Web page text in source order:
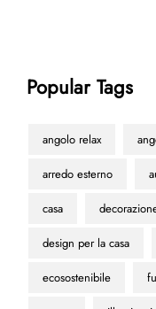
Popular Tags
angolo relax
arredo esterno
casa
design per la casa
ecosostenibile